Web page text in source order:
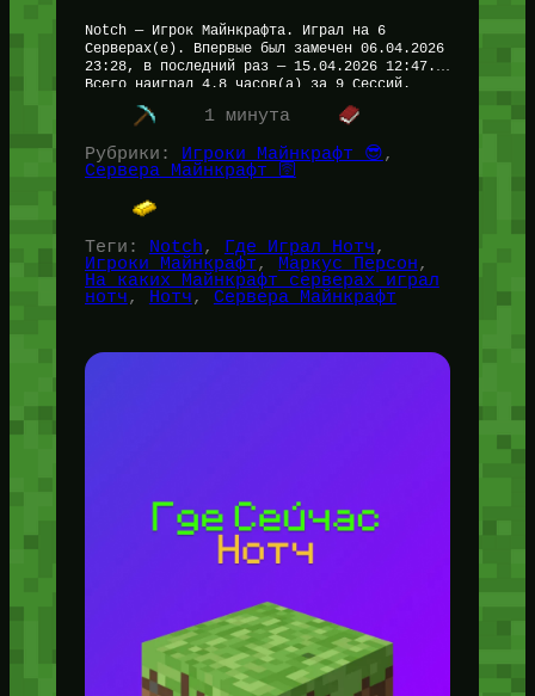
Notch — Игрок Майнкрафта. Играл на 6
Серверах(е). Впервые был замечен 06.04.2026
23:28, в последний раз — 15.04.2026 12:47.
Всего наиграл 4.8 часов(а) за 9 Сессий.
Рейтинг — 0.0/5 Где…
1 минута
Рубрики: Игроки Майнкрафт 😎
Сервера Майнкрафт 🛜
Теги: Notch, Где Играл Нотч
Игроки Майнкрафт, Маркус Персон
На каких Майнкрафт серверах играл
нотч, Нотч, Сервера Майнкрафт